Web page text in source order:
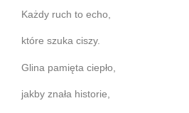
Każdy ruch to echo,
które szuka ciszy.
Glina pamięta ciepło,
jakby znała historie,